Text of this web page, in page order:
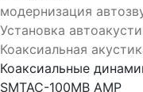
модернизация
Установка
Коаксиальная
Коаксиальные
SMTAC-100MB AMP